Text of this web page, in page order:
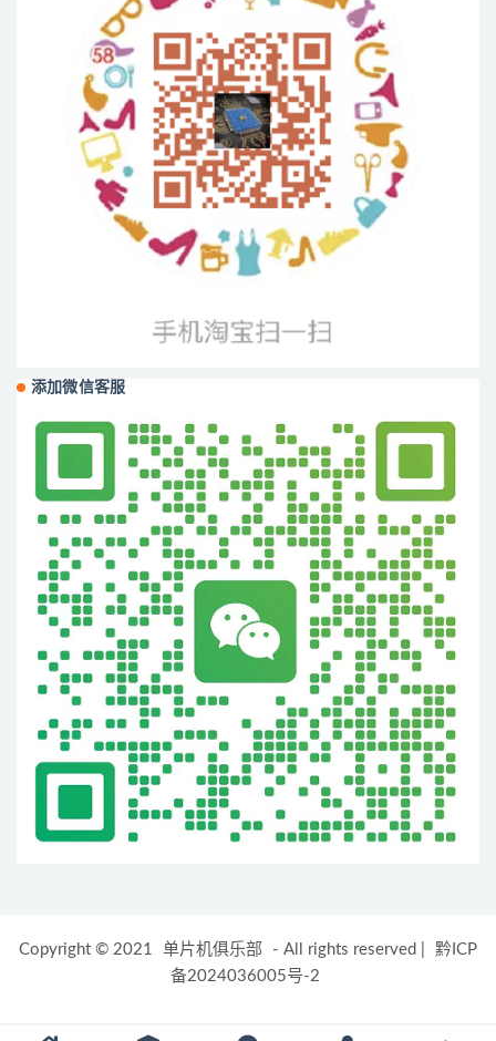
添加微信客服
Copyright © 2021 单片机俱乐部 - All rights reserved
黔ICP
备2024036005号-2